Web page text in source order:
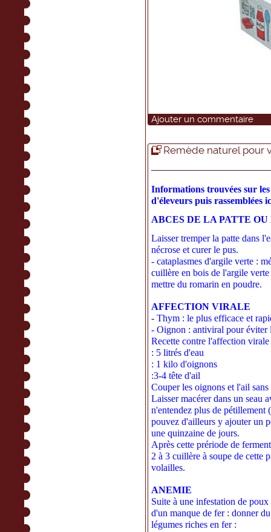
Ajouter un commentaire
Remède naturel pour
Informations trouvées sur
d'éleveurs puis rassemblées
ABCES DE LA PATTE
Laisser tremper la patte dans
nécrose et curer le pus.
- cataplasmes d'argile verte :
cuillère en bois de l'argile
mettre du romarin en poudre.
AFFECTION VIRALE
- Thym : le plus efficace et
- Oignon : antiviral pour éviter
Recette contre l'affection
: 5 litrés d'eau
: 1 kilo d'oignons
:3-4 tête d'ail
Couper les oignons et l'ail
Laisser macérer dans un seau
n'entendez plus de pétillement
pouvez d'ailleurs y ajouter un
une quinzaine de jours.
Après cette prériode de
2 à 3 cuillère à soupe de cette
volailles.
ANEMIE
Suite à une infestation de
d'un manque de fer : donner
légumes riches en fer :